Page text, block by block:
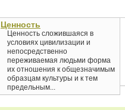
Ценность
Ценность сложившаяся в
условиях цивилизации и
непосредственно
переживаемая людьми форма
их отношения к общезначимым
образцам культуры и к тем
предельным...